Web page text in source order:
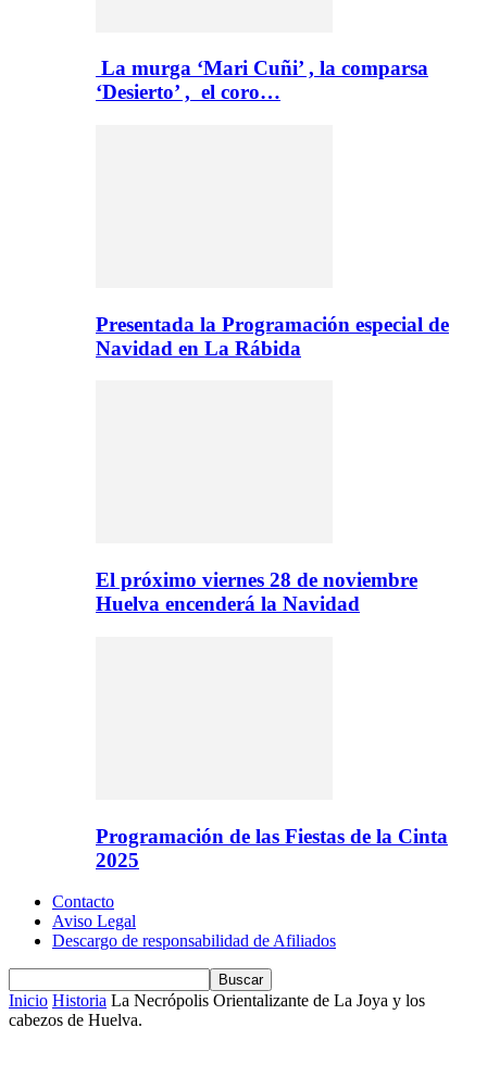
La murga ‘Mari Cuñi’ , la comparsa
‘Desierto’ , el coro…
Presentada la Programación especial de
Navidad en La Rábida
El próximo viernes 28 de noviembre
Huelva encenderá la Navidad
Programación de las Fiestas de la Cinta
2025
Contacto
Aviso Legal
Descargo de responsabilidad de Afiliados
Inicio Historia La Necrópolis Orientalizante de La Joya y los
cabezos de Huelva.